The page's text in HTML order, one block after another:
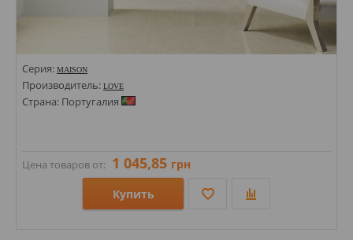
Серия: MAISON
Производитель: LOVE
Страна: Португалия
Цена товаров от: 1 045,85 грн
Купить